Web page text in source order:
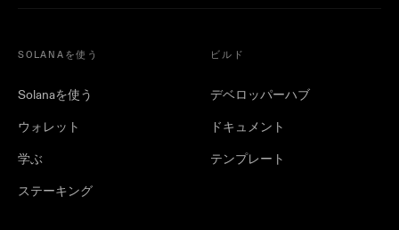
SOLANAを使う
Solanaを使う
ウォレット
学ぶ
ステーキング
ビルド
デベロッパーハブ
ドキュメント
テンプレート